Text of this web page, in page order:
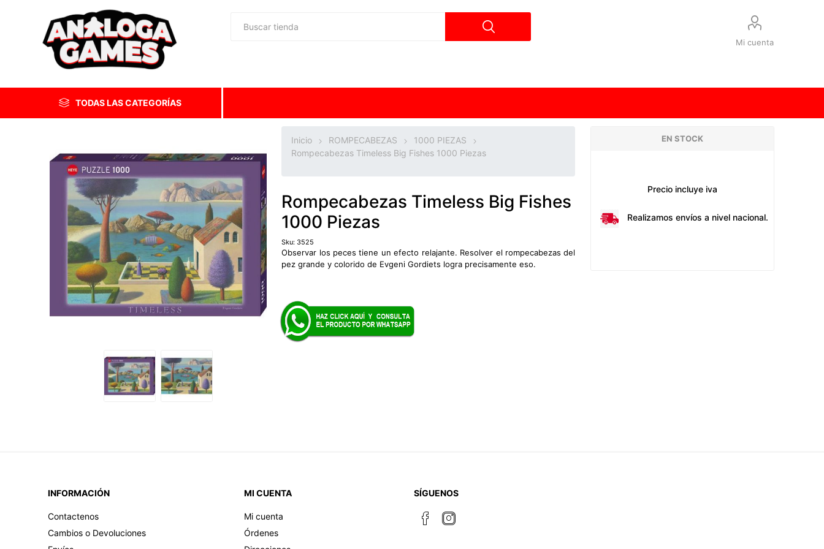
Mi cuenta
TODAS LAS CATEGORÍAS
Inicio ROMPECABEZAS
1000 PIEZAS
Rompecabezas Timeless Big Fishes 1000 Piezas
Rompecabezas Timeless Big Fishes
1000 Piezas
Sku: 3525
Observar los peces tiene un efecto relajante. Resolver el rompecabezas del
pez grande y colorido de Evgeni Gordiets logra precisamente eso.
EN STOCK
Precio incluye iva
Realizamos envíos a nivel nacional.
INFORMACIÓN
Contactenos
Cambios o Devoluciones
MI CUENTA
Mi cuenta
Órdenes
SÍGUENOS